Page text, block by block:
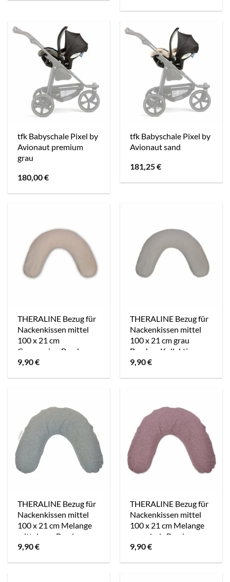
tfk Babyschale Pixel by
Avionaut premium
grau
180,00€
tfk Babyschale Pixel by
Avionaut sand
181,25€
THERALINE Bezug für
Nackenkissen mittel
100 x 21 cm
Cappuccino Bambus
Kollektion
9,90€
THERALINE Bezug für
Nackenkissen mittel
100 x 21 cm grau
Bambus Kollektion
9,90€
THERALINE Bezug für
Nackenkissen mittel
100 x 21 cm Melange
mittelgrau Bambus
Kollektion
9,90€
THERALINE Bezug für
Nackenkissen mittel
100 x 21 cm Melange
rosenholz Bambus
Kollektion
9,90€